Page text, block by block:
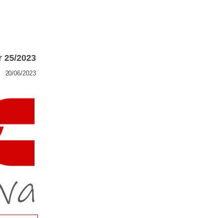
25/2023
20/06/2023